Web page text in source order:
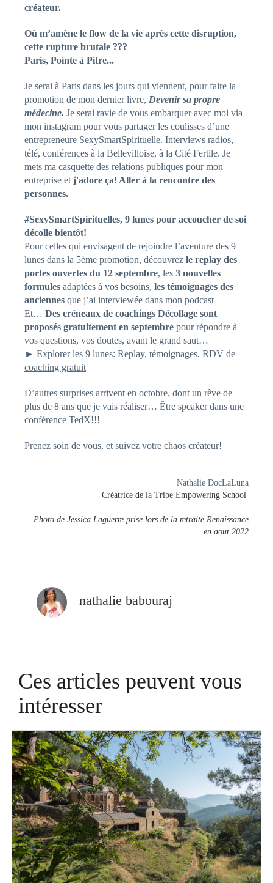
créateur.
Où m’amène le flow de la vie après cette disruption,
cette rupture brutale ???
Paris, Pointe à Pitre...
Je serai à Paris dans les jours qui viennent, pour faire la
promotion de mon dernier livre, Devenir sa propre
médecine. Je serai ravie de vous embarquer avec moi via
mon instagram pour vous partager les coulisses d’une
entrepreneure SexySmartSpirituelle. Interviews radios,
télé, conférences à la Bellevilloise, à la Cité Fertile. Je
mets ma casquette des relations publiques pour mon
entreprise etj'adore ça! Aller à la rencontre des
personnes.
#SexySmartSpirituelles, 9 lunes pour accoucher de soi
décolle bientôt!
Pour celles qui envisagent de rejoindre l’aventure des 9
lunes dans la 5ème promotion, découvrez le replay des
portes ouvertes du 12 septembre, les 3 nouvelles
formules adaptées à vos besoins, les témoignages des
anciennes que j’ai interviewée dans mon podcast
Et… Des créneaux de coachings Décollage sont
proposés gratuitement en septembre pour répondre à
vos questions, vos doutes, avant le grand saut…
► Explorer les 9 lunes: Replay, témoignages, RDV de
coaching gratuit
D’autres surprises arrivent en octobre, dont un rêve de
plus de 8 ans que je vais réaliser… Être speaker dans une
conférence TedX!!!
Prenez soin de vous, et suivez votre chaos créateur!
Nathalie DocLaLuna
Créatrice de la Tribe Empowering School
Photo de Jessica Laguerre prise lors de la retraite Renaissance
en aout 2022
nathalie babouraj
Ces articles peuvent vous
intéresser